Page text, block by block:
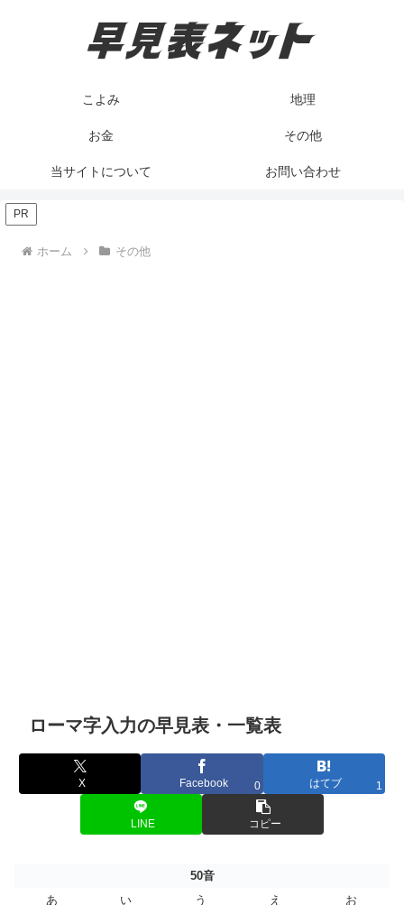
こよみ 地理
お金 その他
当サイトについて お問い合わせ
PR
ホーム その他
ローマ字入力の早見表・一覧表
X Facebook 0 はてブ 1
LINE コピー
50音
あ
い
う
え
お